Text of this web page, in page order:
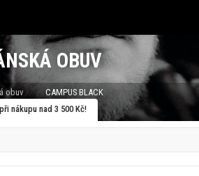
OBUV
obuv
CAMPUS BLACK
nákupu nad 3 500 Kč!